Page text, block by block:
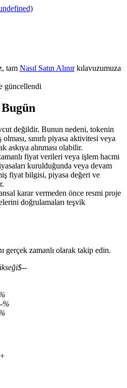
vadeli işlemler
tam Nasıl Satın Alınırkılavuzumuza
güncellendi
değildir. Bunun nedeni, tokenin
sınırlı piyasa aktivitesi veya
askıya alınması olabilir.
fiyat verileri veya işlem hacmi
kurulduğunda veya devam
fiyat bilgisi, piyasa değeri ve
karar vermeden önce resmi proje
doğrulamaları teşvik
gerçek zamanlı olarak takip edin.
$--
%